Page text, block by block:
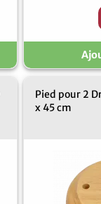
Pied pour 2
x 45 cm